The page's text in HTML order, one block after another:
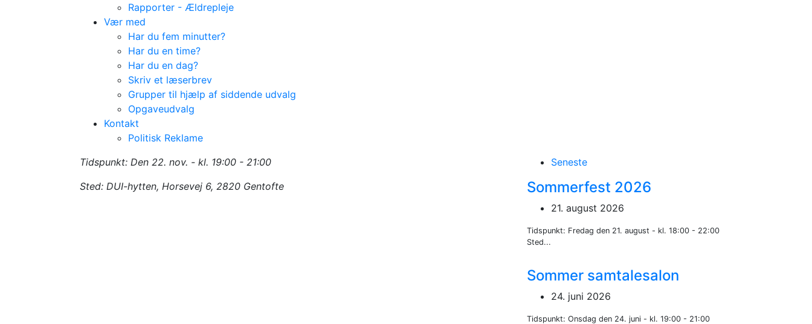
Rapporter - Ældrepleje
Vær med
Har du fem minutter?
Har du en time?
Har du en dag?
Skriv et læserbrev
Grupper til hjælp af siddende udvalg
Opgaveudvalg
Kontakt
Politisk Reklame
Medlemsmøde
Tidspunkt: Den 22. nov. - kl. 19:00 - 21:00
Sted: DUI-hytten, Horsevej 6, 2820 Gentofte
Seneste
Sommerfest 2026
21. august 2026
Tidspunkt: Fredag den 21. august - kl. 18:00 - 22:00
Sted...
Sommer samtalesalon
24. juni 2026
Tidspunkt: Onsdag den 24. juni - kl. 19:00 - 21:00